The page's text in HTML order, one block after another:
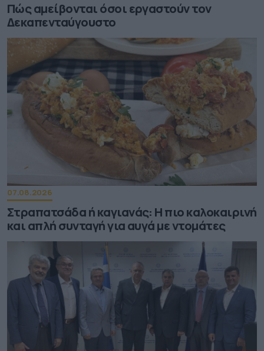
Πώς αμείβονται όσοι εργαστούν τον
Δεκαπενταύγουστο
07.08.2026
Στραπατσάδα ή καγιανάς: Η πιο καλοκαιρινή
και απλή συνταγή για αυγά με ντομάτες